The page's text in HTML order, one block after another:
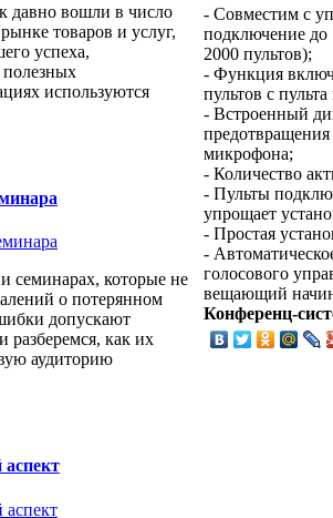
давно вошли в число
товаров и услуг,
успеха,
полезных
используются
семинарах, которые не
о потерянном
допускают
разберемся, как их
аудиторию
- Совместим с
подключение до
2000 пультов);
- Функция
пультов с пульта
- Встроенный
микрофона;
- Количество
- Пульты
упрощает
- Простая
-
голосового
вещающий
Конференц-